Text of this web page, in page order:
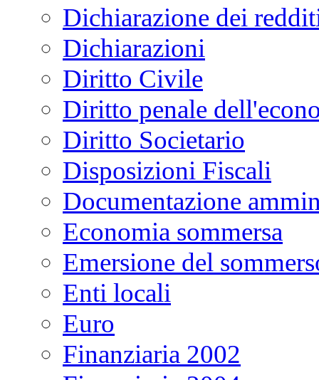
Dichiarazione dei
Dichiarazioni
Diritto Civile
Diritto penale
Diritto Societario
Disposizioni Fiscali
Documentazione
Economia sommersa
Emersione del
Enti locali
Euro
Finanziaria 2002